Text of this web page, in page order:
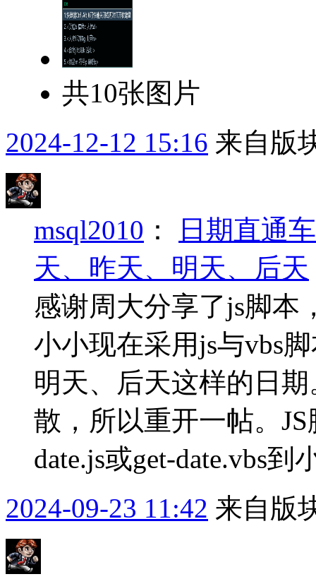
共10张图片
2024-12-12 15:16 来自版
msql2010 ：
日期直通
天、昨天、明天、后天
感谢周大分享了js脚本
小小现在采用js与vbs
明天、后天这样的日
散，所以重开一帖。
date.js或get-date.vbs
2024-09-23 11:42 来自版